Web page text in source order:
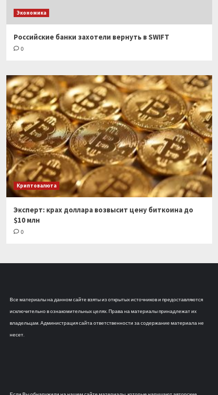
Экономика
Российские банки захотели вернуть в SWIFT
0
Криптовалюта
Эксперт: крах доллара возвысит цену биткоина до
$10 млн
0
Все материалы на данном сайте взяты из открытых источников и предоставляются
исключительно в ознакомительных целях. Права на материалы принадлежат их
владельцам. Администрация сайта ответственности за содержание материала не
несет.